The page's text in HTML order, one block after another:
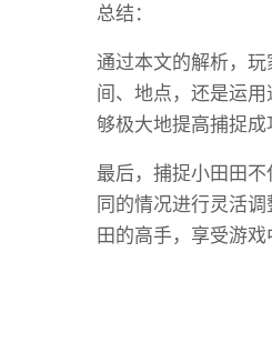
总结：
通过本文的解析，
间、地点，还是运
够极大地提高捕捉成
最后，捕捉小田田
同的情况进行灵活
田的高手，享受游戏